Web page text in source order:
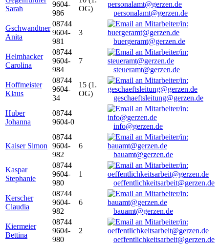
Sarah
9604-
986
OG)
personalamt@gerzen.de
Gschwandtner
Anita
08744
9604-
981
3
buergeramt@gerzen.de
Helmhacker
Carolina
08744
9604-
984
7
steueramt@gerzen.de
Hoffmeister
Klaus
08744
9604-
34
15 (1.
OG)
geschaeftsleitung@gerzen.de
Huber
Johanna
08744
9604-0
info@gerzen.de
Kaiser Simon
08744
9604-
982
6
bauamt@gerzen.de
Kaspar
Stephanie
08744
9604-
980
1
oeffentlichkeitsarbeit@gerzen.de
Kerscher
Claudia
08744
9604-
982
6
bauamt@gerzen.de
Kiermeier
Bettina
08744
9604-
980
2
oeffentlichkeitsarbeit@gerzen.de